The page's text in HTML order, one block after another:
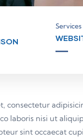
Services
consectetur
laboris nisi ut
sint occaecat